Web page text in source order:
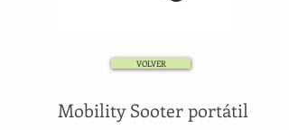
VOLVER
Mobility Sooter portátil